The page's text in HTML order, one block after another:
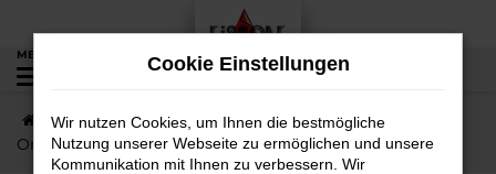
Zum
Hauptinhalt
springen
MENÜ
Startseite Ortenberg KGM
Kurze Wege nach
Ortenberg – jetzt KGM Actyon günstig kaufen
Cookie Einstellungen
Wir nutzen Cookies, um Ihnen die bestmögliche
Nutzung unserer Webseite zu ermöglichen und unsere
Kommunikation mit Ihnen zu verbessern. Wir